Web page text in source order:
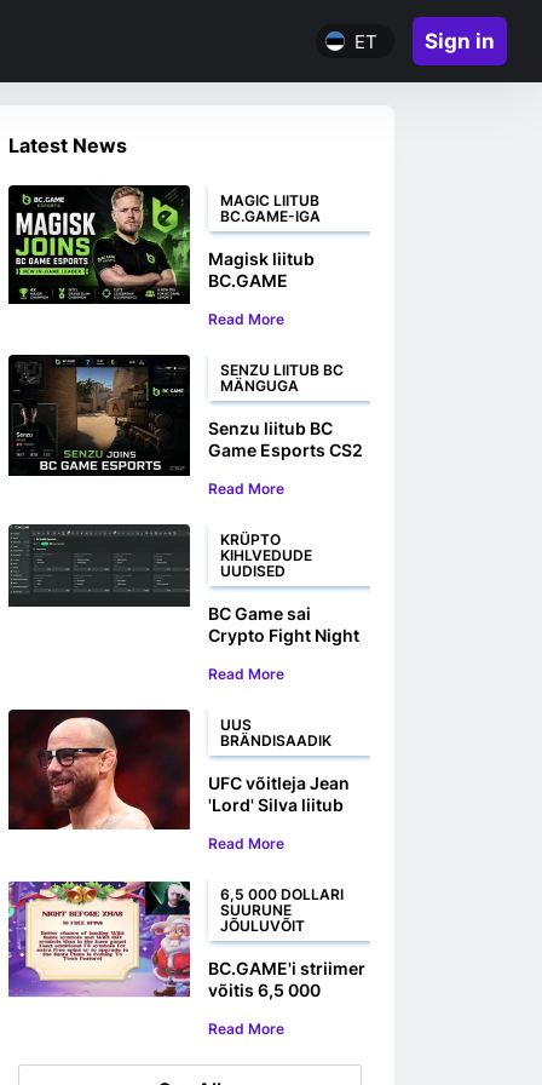
ET Sign in
Latest News
MAGIC LIITUB
BC.GAME-IGA
Magisk liitub
BC.GAME
mängusisese
Read More
SENZU LIITUB BC
MÄNGUGA
Senzu liitub BC
Game Esports CS2
Read More
KRÜPTO
KIHLVEDUDE
UUDISED
BC Game sai
Crypto Fight Night
partneriks
Read More
UUS
BRÄNDISAADIK
UFC võitleja Jean
'Lord' Silva liitub
brändisaadikuna
Read More
6,5 000 DOLLARI
SUURUNE
JÕULUVÕIT
BC.GAME'i striimer
võitis 6,5 000
Xmas Drop
Read More